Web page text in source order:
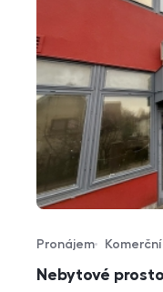
Nebytové
Typ nabídky
Pronájem
Typ nemovitosti
Komerční
Virtuální prohlídka